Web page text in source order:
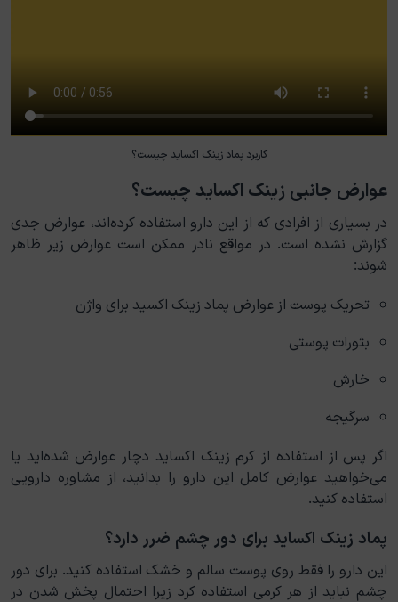
کاربرد پماد زینک اکساید چیست؟
عوارض جانبی زینک اکساید چیست؟
در بسیاری از افرادی که از این دارو استفاده کرده‌اند، عوارض جدی
گزارش نشده است. در مواقع نادر ممکن است عوارض زیر ظاهر
شوند:
تحریک پوست از عوارض پماد زینک اکسید برای واژن
بثورات پوستی
خارش
سرگیجه
اگر پس از استفاده از کرم زینک اکساید دچار عوارض شده‌اید یا
می‌خواهید عوارض کامل این دارو را بدانید، از مشاوره دارویی
استفاده کنید.
پماد زینک اکساید برای دور چشم ضرر دارد؟
این دارو را فقط روی پوست سالم و خشک استفاده کنید. برای دور
چشم نباید از هر کرمی استفاده کرد زیرا احتمال پخش شدن در